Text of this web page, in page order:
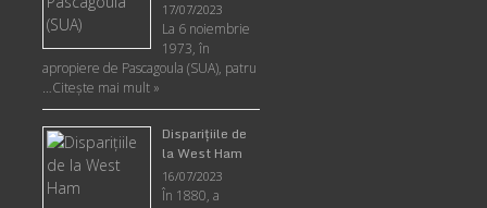
17/07/2023
La 6 noiembrie
1973, în
apropiere de Pascagoula (SUA), patru
…Citește mai mult »
Disparițiile de
la West Ham
16/07/2023
În 1880, a